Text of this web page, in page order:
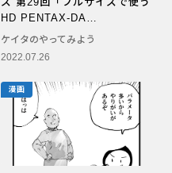
HD PENTAX-DA
15mmF4ED AL Limited」
ケイタのやってみよう
2022.07.26
漫画